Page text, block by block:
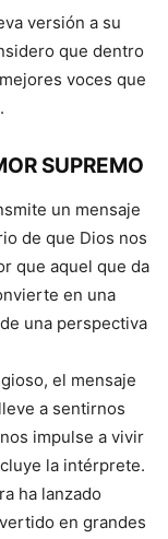
versión a su
que dentro
voces que
SUPREMO
un mensaje
de que Dios nos
que aquel que da
en una
una perspectiva
el mensaje
a sentirnos
impulse a vivir
la intérprete.
ha lanzado
en grandes